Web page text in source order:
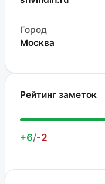
Город
Москва
Рейтинг заметок
+6/-2